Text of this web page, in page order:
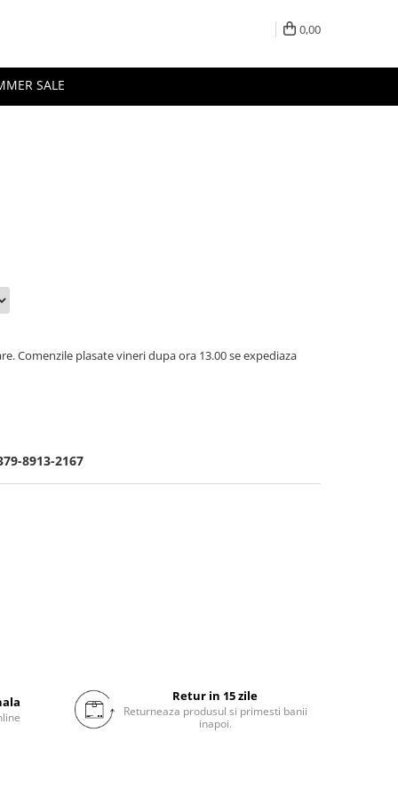
0,00
SALE
Comenzile plasate vineri dupa ora 13.00 se expediaza
8913-2167
Retur in 15 zile
Returneaza produsul si primesti banii
inapoi.